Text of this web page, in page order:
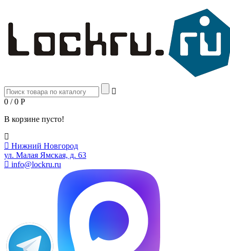
0 / 0 Р
В корзине пусто!
Нижний Новгород
ул. Малая Ямская, д. 63
info@lockru.ru